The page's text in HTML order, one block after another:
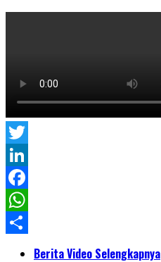
Twitter
LinkedIn
Facebook
WhatsApp
ShareBerita Video Selengkapnya